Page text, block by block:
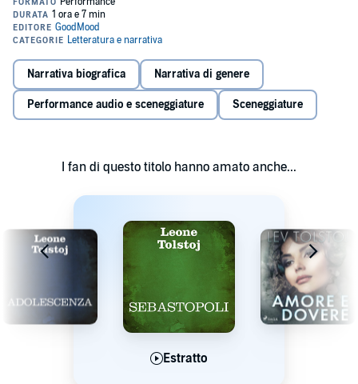
e attualissime sulla coppia, l'amore, la morte, la vecchiaia, con un
occhio ironico a poliziotti e giornalisti (la cronaca di questa morte in
diretta è forse il primo caso mediatico della storia) e senza privarci
letteratura.
Regia di Daniela Capurro.©2014 Public domain (P)2014 Teatro GAG
Narrativa biografica Narrativa di genere
Performance audio e sceneggiature Sceneggiature
I fan di questo titolo hanno amato anche...
Estratto